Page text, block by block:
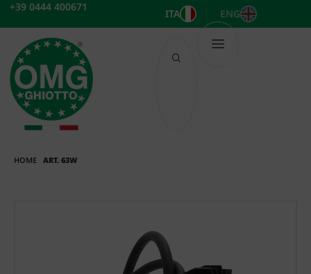
Vai
contenuto
+39 0444 400671
ITA ENG
HOME ART. 63W